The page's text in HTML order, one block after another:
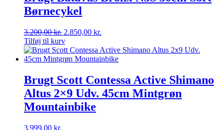
Børnecykel
3.200,00kr. Den
oprindelige
pris
var:
2.850,00 kr.
pris
er:
Tilføj til kurv
Brugt Scott Contessa Active Shimano
Altus 2×9 Udv. 45cm Mintgrøn
Mountainbike
3.999,00 kr.